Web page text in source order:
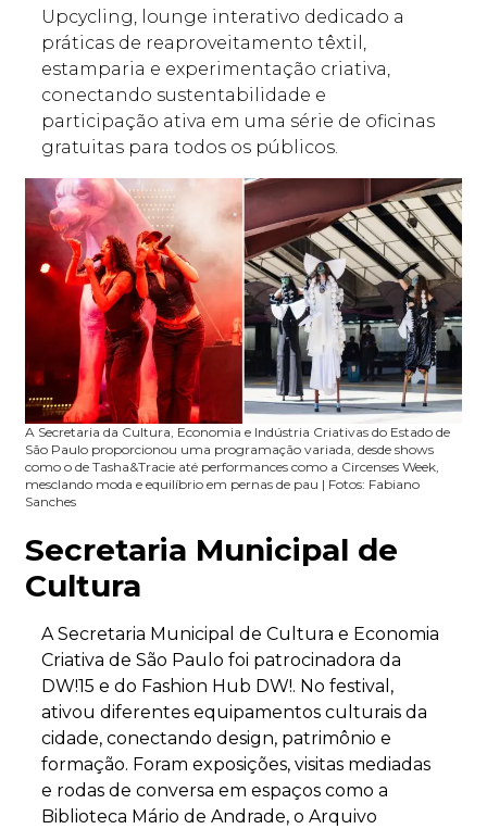
Upcycling, lounge interativo dedicado a
práticas de reaproveitamento têxtil,
estamparia e experimentação criativa,
conectando sustentabilidade e
participação ativa em uma série de oficinas
gratuitas para todos os públicos.
A Secretaria da Cultura, Economia e Indústria Criativas do Estado de
São Paulo proporcionou uma programação variada, desde shows
como o de Tasha&Tracie até performances como a Circenses Week,
mesclando moda e equilíbrio em pernas de pau | Fotos: Fabiano
Sanches
Secretaria Municipal de
Cultura
A Secretaria Municipal de Cultura e Economia
Criativa de São Paulo foi patrocinadora da
DW!15 e do Fashion Hub DW!. No festival,
ativou diferentes equipamentos culturais da
cidade, conectando design, patrimônio e
formação. Foram exposições, visitas mediadas
e rodas de conversa em espaços como a
Biblioteca Mário de Andrade, o Arquivo